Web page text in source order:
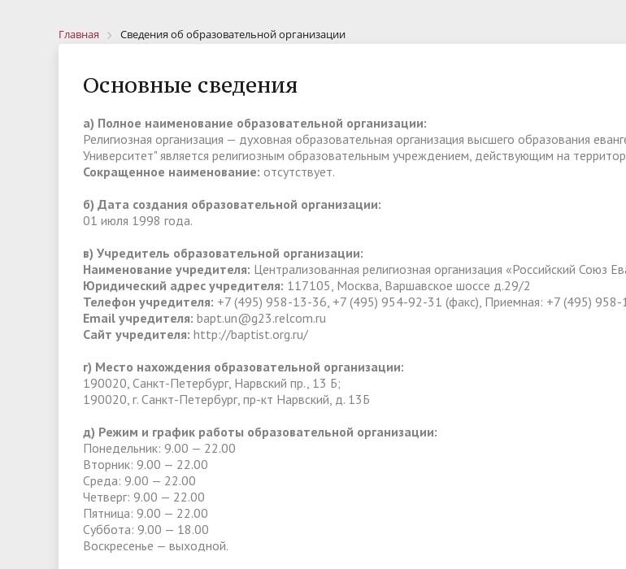
Главная Сведения об образовательной организации
Основные сведения
а) Полное наименование образовательной организации:
Религиозная организация — духовная образовательная организация высшего образования
Университет" является религиозным образовательным учреждением, действующим на
Сокращенное наименование: отсутствует.
б) Дата создания образовательной организации:
01 июля 1998 года.
в) Учредитель образовательной организации:
Наименование учредителя: Централизованная религиозная организация «Российский Союз
Юридический адрес учредителя: 117105, Москва, Варшавское шоссе д.29/2
Телефон учредителя: +7 (495) 958-13-36, +7 (495) 954-92-31 (факс), Приемная: +7 (495)
Email учредителя: bapt.un@g23.relcom.ru
Сайт учредителя: http://baptist.org.ru/
г) Место нахождения образовательной организации:
190020, Санкт-Петербург, Нарвский пр., 13 Б;
190020, г. Санкт-Петербург, пр-кт Нарвский, д. 13Б
д) Режим и график работы образовательной организации:
Понедельник: 9.00 — 22.00
Вторник: 9.00 — 22.00
Среда: 9.00 — 22.00
Четверг: 9.00 — 22.00
Пятница: 9.00 — 22.00
Суббота: 9.00 — 18.00
Воскресенье — выходной.